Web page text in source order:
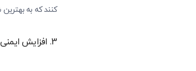
کنند که به
3. افزایش ایمنی